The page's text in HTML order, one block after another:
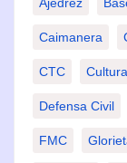
Ajedrez
Caimanera
CTC Cultura
Defensa Civil
FMC